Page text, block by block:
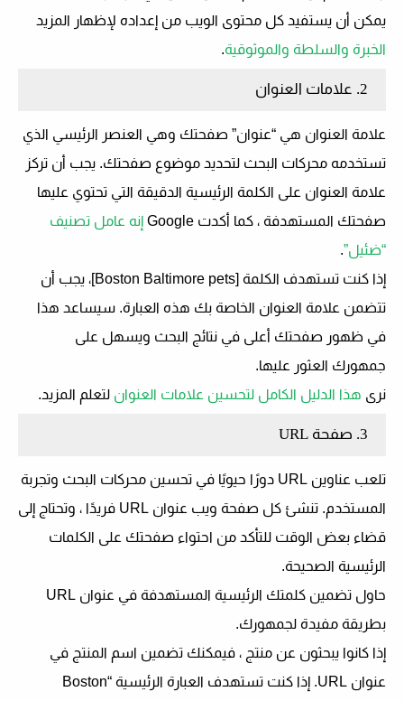
يمكن أن يستفيد كل محتوى الويب من إعداده لإظهار المزيد
الخبرة والسلطة والموثوقية.
2. علامات العنوان
علامة العنوان هي “عنوان” صفحتك وهي العنصر الرئيسي الذي
تستخدمه محركات البحث لتحديد موضوع صفحتك. يجب أن تركز
علامة العنوان على الكلمة الرئيسية الدقيقة التي تحتوي عليها
صفحتك المستهدفة ، كما أكدت Google
إنه عامل تصنيف
“ضئيل”.
إذا كنت تستهدف الكلمة [Boston Baltimore pets]، يجب أن
تتضمن علامة العنوان الخاصة بك هذه العبارة. سيساعد هذا
في ظهور صفحتك أعلى في نتائج البحث ويسهل على
جمهورك العثور عليها.
نرى هذا الدليل الكامل لتحسين علامات العنوان لتعلم المزيد.
3. صفحة URL
تلعب عناوين URL دورًا حيويًا في تحسين محركات البحث وتجربة
المستخدم. تنشئ كل صفحة ويب عنوان URL فريدًا ، وتحتاج إلى
قضاء بعض الوقت للتأكد من احتواء صفحتك على الكلمات
الرئيسية الصحيحة.
حاول تضمين كلمتك الرئيسية المستهدفة في عنوان URL
بطريقة مفيدة لجمهورك.
إذا كانوا يبحثون عن منتج ، فيمكنك تضمين اسم المنتج في
عنوان URL. إذا كنت تستهدف العبارة الرئيسية “Boston